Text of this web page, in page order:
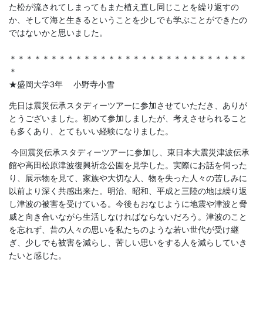
た松が流されてしまってもまた植え直し同じことを繰り返すの
か、そして海と生きるということを少しでも学ぶことができたの
ではないかと思いました。
＊＊＊＊＊＊＊＊＊＊＊＊＊＊＊＊＊＊＊＊＊＊＊＊＊＊＊＊＊
＊
★盛岡大学3年 小野寺小雪
先日は震災伝承スタディーツアーに参加させていただき、ありが
とうございました。初めて参加しましたが、考えさせられること
も多くあり、とてもいい経験になりました。
今回震災伝承スタディーツアーに参加し、東日本大震災津波伝承
館や高田松原津波復興祈念公園を見学した。実際にお話を伺った
り、展示物を見て、家族や大切な人、物を失った人々の苦しみに
以前より深く共感出来た。明治、昭和、平成と三陸の地は繰り返
し津波の被害を受けている。今後もおなじように地震や津波と脅
威と向き合いながら生活しなければならないだろう。津波のこと
を忘れず、昔の人々の思いを私たちのような若い世代が受け継
ぎ、少しでも被害を減らし、苦しい思いをする人を減らしていき
たいと感じた。